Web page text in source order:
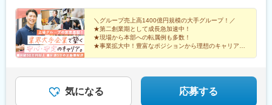
東大和市、稲城市、町田市、国分寺市、小金井市■埼玉県川口市、
さいたま市■神奈川県横浜市（中区、神奈川区、鶴見区、南区、保
土ケ谷区、西区、青葉区、磯子区、都筑区、旭区、泉区）、川崎
市（川崎区、中原区、幸区、麻生区）■大阪府中央区、都島区、北
区、淀川区、浪速区、福島区、阿倍野区、東成区、住之江区■兵庫
山駅、町屋駅前駅、東武練馬駅、亀戸水神駅、仲御徒町駅、代々
木上原駅、西小山駅、上町駅、松陰神社前駅、下北沢駅、練馬
駅、新小岩駅、戸越駅、都立大学駅、武蔵新田駅、一之江駅、鷺
ノ宮駅、蒲田駅、永福町駅、光が丘駅、井荻駅、小岩駅、葛西
駅、千石駅、千川駅、京成高砂駅、大島駅(東京都)、大井町駅、北
高輪駅、中村橋駅、巣鴨新田駅、保土ケ谷駅、京急川崎駅、新日
本橋駅、雑司が谷駅、四谷三丁目駅、伊勢佐木長者町駅、大森駅
(東京都)、新宿御苑前駅、築地駅、地下鉄赤塚駅、三ノ輪駅、鶴見
＼グループ売上高1400億円規模の大手グループ！／
★第二創業期として成長急加速中！
★現場から本部への転属例も多数！
★事業拡大中！豊富なポジションから理想のキャリアを
気になる 応募する